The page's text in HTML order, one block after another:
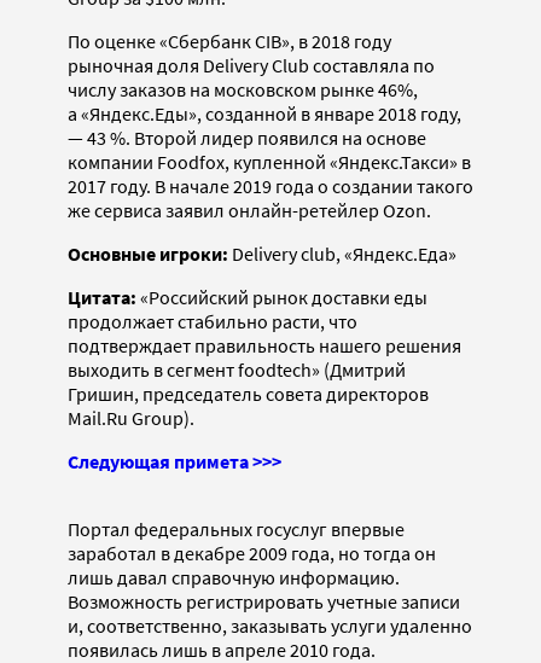
По оценке «Сбербанк CIB», в 2018 году
рыночная доля Delivery Club составляла по
числу заказов на московском рынке 46%,
а «Яндекс.Еды», созданной в январе 2018 году,
— 43 %. Второй лидер появился на основе
компании Foodfox, купленной «Яндекс.Такси» в
2017 году. В начале 2019 года о создании такого
же сервиса заявил онлайн-ретейлер Ozon.
Основные игроки: Delivery club, «Яндекс.Еда»
Цитата: «Российский рынок доставки еды
продолжает стабильно расти, что
подтверждает правильность нашего решения
выходить в сегмент foodtech» (Дмитрий
Гришин, председатель совета директоров
Mail.Ru Group).
Следующая примета >>>
Портал федеральных госуслуг впервые
заработал в декабре 2009 года, но тогда он
лишь давал справочную информацию.
Возможность регистрировать учетные записи
и, соответственно, заказывать услуги удаленно
появилась лишь в апреле 2010 года.